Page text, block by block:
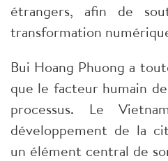
étrangers, afin de
transformation
Bui Hoang Phuong a
que le facteur humain
processus. Le
développement de la
un élément central de